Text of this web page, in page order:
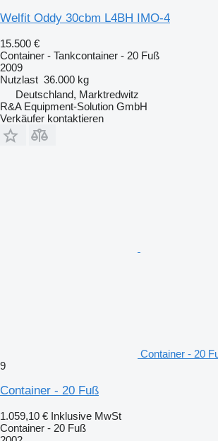
Welfit Oddy 30cbm L4BH IMO-4
15.500 €
Container - Tankcontainer - 20 Fuß
2009
Nutzlast 36.000 kg
Deutschland, Marktredwitz
R&A Equipment-Solution GmbH
Verkäufer kontaktieren
Container - 20
9
Container - 20 Fuß
1.059,10 € Inklusive MwSt
Container - 20 Fuß